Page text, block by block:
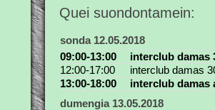
Quei suondontamein:
sonda 12.05.2018
09:00-13:00
interclub damas
12:00-17:00
interclub damas
13:00-18:00
interclub damas
dumengia 13.05.2018